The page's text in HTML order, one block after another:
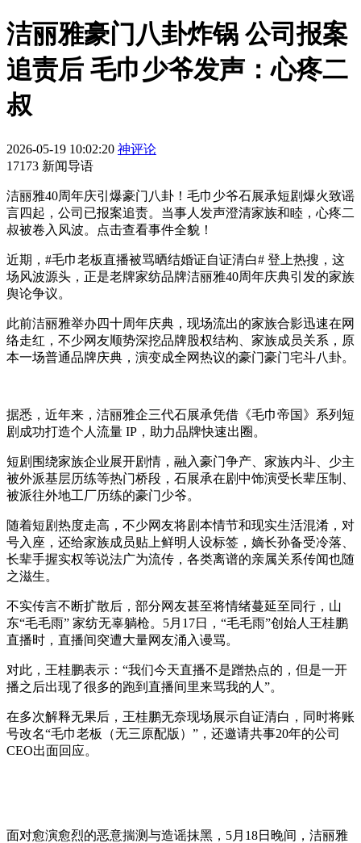
洁丽雅豪门八卦炸锅 公司报案
追责后 毛巾少爷发声：心疼二
叔
2026-05-19 10:02:20 神评论
17173 新闻导语
洁丽雅40周年庆引爆豪门八卦！毛巾少爷石展承短剧爆火致谣
言四起，公司已报案追责。当事人发声澄清家族和睦，心疼二
叔被卷入风波。点击查看事件全貌！
近期，#毛巾老板直播被骂晒结婚证自证清白# 登上热搜，这
场风波源头，正是老牌家纺品牌洁丽雅40周年庆典引发的家族
舆论争议。
此前洁丽雅举办四十周年庆典，现场流出的家族合影迅速在网
络走红，不少网友顺势深挖品牌股权结构、家族成员关系，原
本一场普通品牌庆典，演变成全网热议的豪门豪门宅斗八卦。
据悉，近年来，洁丽雅企三代石展承凭借《毛巾帝国》系列短
剧成功打造个人流量 IP，助力品牌快速出圈。
短剧围绕家族企业展开剧情，融入豪门争产、家族内斗、少主
被外派基层历练等热门桥段，石展承在剧中饰演受长辈压制、
被派往外地工厂历练的豪门少爷。
随着短剧热度走高，不少网友将剧本情节和现实生活混淆，对
号入座，还给家族成员贴上鲜明人设标签，嫡长孙备受冷落、
长辈手握实权等说法广为流传，各类离谱的亲属关系传闻也随
之滋生。
不实传言不断扩散后，部分网友甚至将情绪蔓延至同行，山
东“毛毛雨” 家纺无辜躺枪。5月17日，“毛毛雨”创始人王桂鹏
直播时，直播间突遭大量网友涌入谩骂。
对此，王桂鹏表示：“我们今天直播不是蹭热点的，但是一开
播之后出现了很多的跑到直播间里来骂我的人”。
在多次解释无果后，王桂鹏无奈现场展示自证清白，同时将账
号改名“毛巾老板（无三原配版）”，还邀请共事20年的公司
CEO出面回应。
面对愈演愈烈的恶意揣测与造谣抹黑，5月18日晚间，洁丽雅